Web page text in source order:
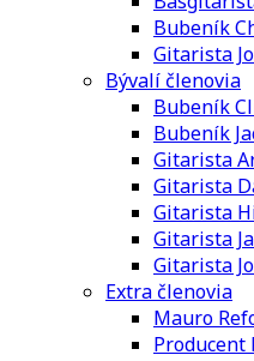
Bubeník
Gitarista
Bývalí členovia
Bubeník
Bubeník
Gitarista
Gitarista
Gitarista
Gitarista
Gitarista
Extra členovia
Mauro
Producent